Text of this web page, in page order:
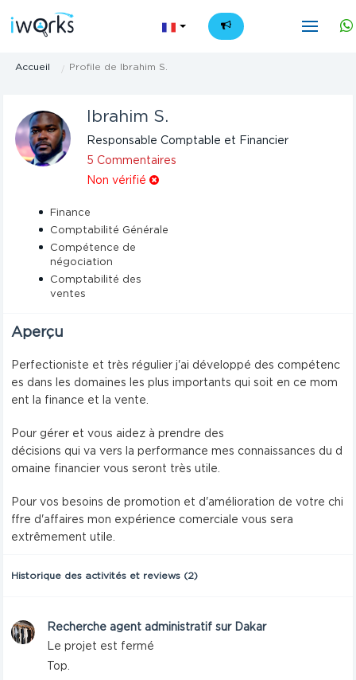
FR
Accueil Profile de Ibrahim S.
Ibrahim S.
Responsable Comptable et Financier
5 Commentaires
Non vérifié
Finance
Comptabilité Générale
Compétence de
négociation
Comptabilité des
ventes
Aperçu
Perfectioniste et très régulier j'ai développé des compétenc
es dans les domaines les plus importants qui soit en ce mom
ent la finance et la vente.
Pour gérer et vous aidez à prendre des
décisions qui va vers la performance mes connaissances du d
omaine financier vous seront très utile.
Pour vos besoins de promotion et d'amélioration de votre chi
ffre d'affaires mon expérience comerciale vous sera
extrêmement utile.
Historique des activités et reviews (2)
Recherche agent administratif sur Dakar
Le projet est fermé
Top.